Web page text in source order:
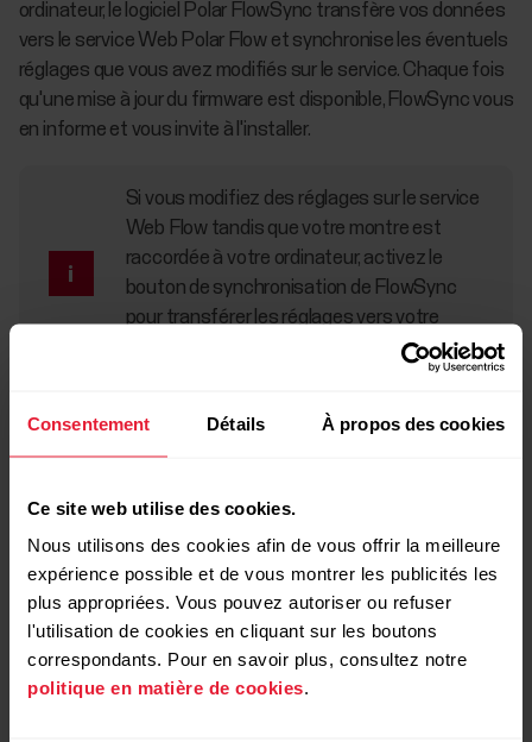
Consentement Détails À propos des cookies
Ce site web utilise des cookies.
Nous utilisons des cookies afin de vous offrir la meilleure
expérience possible et de vous montrer les publicités les
plus appropriées. Vous pouvez autoriser ou refuser
l'utilisation de cookies en cliquant sur les boutons
correspondants. Pour en savoir plus, consultez notre
politique en matière de cookies.
ordinateur, le logiciel Polar FlowSync transfère vos données
vers le service Web Polar Flow et synchronise les éventuels
réglages que vous avez modifiés sur le service. Chaque fois
qu'une mise à jour du firmware est disponible, FlowSync vous
en informe et vous invite à l'installer.
Si vous modifiez des réglages sur le service
Web Flow tandis que votre montre est
raccordée à votre ordinateur, activez le
bouton de synchronisation de FlowSync
pour transférer les réglages vers votre
Vous pouvez également synchroniser votre montresans fil
Autre mesure
Quels produits sont compatibles avec le logiciel
Polar FlowSync ?